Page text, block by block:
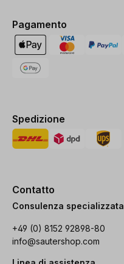
Pagamento
Spedizione
Contatto
Consulenza specializzata
+49 (0) 8152 92898-80
info@sautershop.com